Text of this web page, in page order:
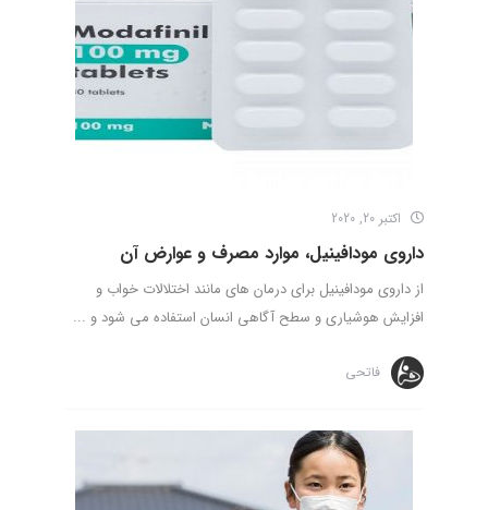
اکتبر 20, 2020
داروی مودافینیل، موارد مصرف و عوارض آن
از داروی مودافینیل برای درمان های مانند اختلالات خواب و
افزایش هوشیاری و سطح آگاهی انسان استفاده می شود و ...
فاتحی